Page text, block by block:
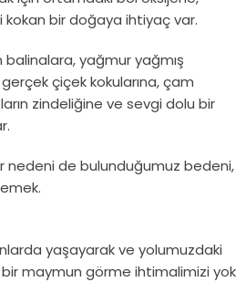
bir doğaya ihtiyaç var.
balinalara, yağmur yağmış
çiçek kokularına, çam
zindeliğine ve sevgi dolu bir
nedeni de bulunduğumuz bedeni,
yaşayarak ve yolumuzdaki
bir maymun görme ihtimalimizi yok